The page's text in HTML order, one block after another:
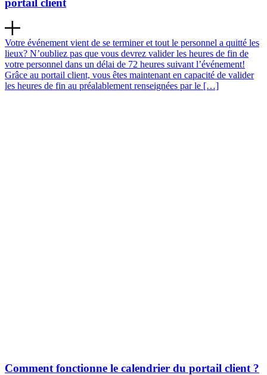
portail client
Votre événement vient de se terminer et tout le personnel a quitté les
lieux? N’oubliez pas que vous devrez valider les heures de fin de
votre personnel dans un délai de 72 heures suivant l’événement!
Grâce au portail client, vous êtes maintenant en capacité de valider
les heures de fin au préalablement renseignées par le […]
Comment fonctionne le calendrier du portail client ?